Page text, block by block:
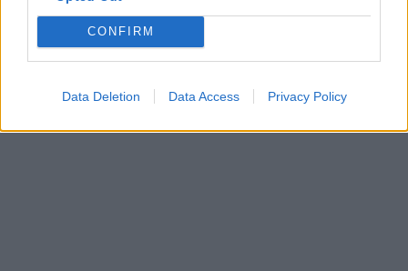
CONFIRM
Data Deletion Data Access Privacy Policy